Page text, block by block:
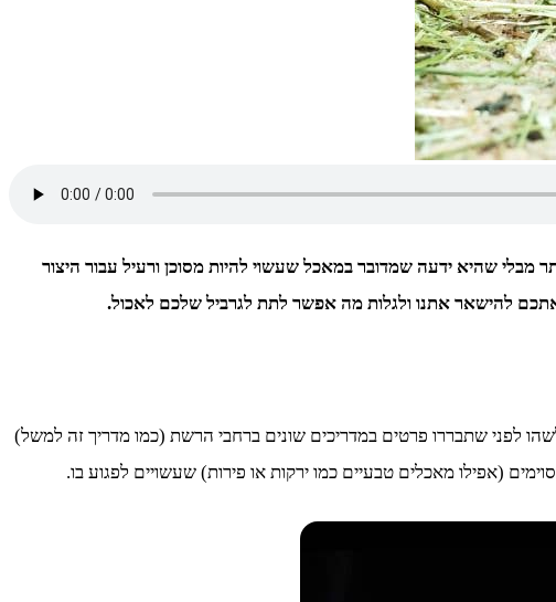
שהיא ידעה שמדובר במאכל שעשוי להיות מסוכן ורעיל עבור היצור
אתכם להישאר אתנו ולגלות מה אפשר לתת לגרביל שלכם לאכול.
לפני שתבררו פרטים במדריכים שונים ברחבי הרשת (כמו מדריך זה למשל)
(אפילו מאכלים טבעיים כמו ירקות או פירות) שעשויים לפגוע בו.